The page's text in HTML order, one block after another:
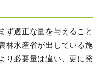
ず適正な量を与えること
林水産省が出している施
り必要量は違い、更に発